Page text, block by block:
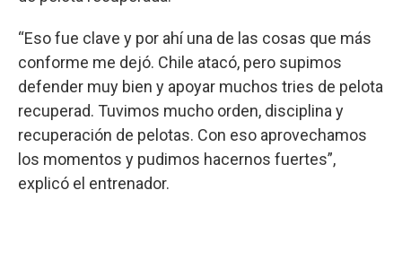
“Eso fue clave y por ahí una de las cosas que más
conforme me dejó. Chile atacó, pero supimos
defender muy bien y apoyar muchos tries de pelota
recuperad. Tuvimos mucho orden, disciplina y
recuperación de pelotas. Con eso aprovechamos
los momentos y pudimos hacernos fuertes”,
explicó el entrenador.